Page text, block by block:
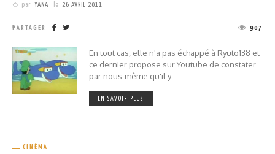
par YANA le 26 AVRIL 2011
PARTAGER 907
En tout cas, elle n'a pas échappé à Ryuto138 et
ce dernier propose sur Youtube de constater
par nous-même qu'il y
EN SAVOIR PLUS
CINÉMA